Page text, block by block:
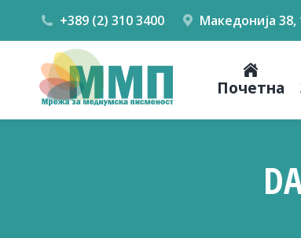
+389 (2) 310 3400 Македонија 38,
Почетна